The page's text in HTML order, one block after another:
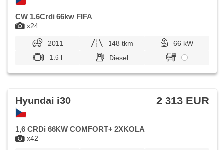
x24
CW 1.6Crdi 66kw FIFA
2011 148 tkm
66 kW
1.6 l
Diesel
x42
Hyundai i30 2 313 EUR
1,6 CRDi 66KW COMFORT+ 2XKOLA